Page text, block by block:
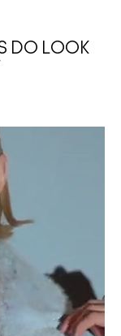
DO LOOK